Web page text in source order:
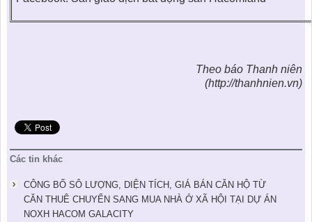
Theo báo Thanh niên
(http://thanhnien.vn)
Các tin khác
CÔNG BỐ SÔ LƯỢNG, DIỆN TÍCH, GIÁ BÁN CĂN HỘ TỪ
CĂN THUÊ CHUYỂN SANG MUA NHÀ Ở XÃ HỘI TẠI DỰ ÁN
NOXH HACOM GALACITY